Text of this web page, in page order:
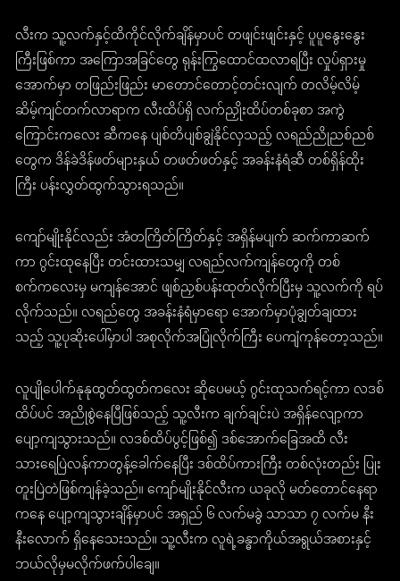
လီးက သူ့လက်နှင့်ထိကိုင်လိုက်ချိန်မှာပင် တဖျင်းဖျင်းနှင့် ပူပူနွေးနွေး
ကြီးဖြစ်ကာ အကြောအခြင်တွေ ရုန်းကြွထောင်ထလာရပြီး လှုပ်ရှားမှု
အောက်မှာ တဖြည်းဖြည်း မာတောင်တောင့်တင်းလျက် တလိမ့်လိမ့်
ဆိမ့်ကျင်တက်လာရာက လီးထိပ်ရှိ လက်ညှိုးထိပ်တစ်ခုစာ အကွဲ
ကြောင်းကလေး ဆီကနေ ပျစ်တိပျစ်ချွဲနိုင်လှသည့် လရည်ညိုညစ်ညစ်
တွေက ဒိန်ခဲဒိန်ဖတ်များနှယ် တဖတ်ဖတ်နှင့် အခန်းနံရံဆီ တစ်ရှိန်ထိုး
ကြီး ပန်းလွှတ်ထွက်သွားရသည်။
ကျော်မျိုးနိုင်လည်း အံတကြိတ်ကြိတ်နှင့် အရှိန်မပျက် ဆက်ကာဆက်
ကာ ဂွင်းထုနေပြီး တင်းထားသမျှ လရည်လက်ကျန်တွေကို တစ်
စက်ကလေးမှ မကျန်အောင် ဖျစ်ညှစ်ပန်းထုတ်လိုက်ပြီးမှ သူ့လက်ကို ရပ်
လိုက်သည်။ လရည်တွေ အခန်းနံရံမှာရော အောက်မှာပုံချွတ်ချထား
သည့် သူ့ပုဆိုးပေါ်မှာပါ အစုလိုက်အပြုံလိုက်ကြီး ပေကျံကုန်တော့သည်။
လူပျိုပေါက်နုနုထွတ်ထွတ်ကလေး ဆိုပေမယ့် ဂွင်းထုသက်ရင့်ကာ လဒစ်
ထိပ်ပင် အညိုစွဲနေပြီဖြစ်သည့် သူ့လီးက ချက်ချင်းပဲ အရှိန်လျော့ကာ
ပျော့ကျသွားသည်။ လဒစ်ထိပ်ပွင့်ဖြစ်၍ ဒစ်အောက်ခြေအထိ လီး
သားရေပြဲလန်ကာတွန့်ခေါက်နေပြီး ဒစ်ထိပ်ကားကြီး တစ်လုံးတည်း ပြုး
တူးပြဲတဲဖြစ်ကျန်ခဲ့သည်။ ကျော်မျိုးနိုင်လီးက ယခုလို မတ်တောင်နေရာ
ကနေ ပျော့ကျသွားချိန်မှာပင် အရှည် ၆ လက်မခွဲ သာသာ ၇ လက်မ နီး
နီးလောက် ရှိနေသေးသည်။ သူ့လီးက လူရဲ့ခန္ဓာကိုယ်အရွယ်အစားနှင့်
ဘယ်လိုမှမလိုက်ဖက်ပါချေ။